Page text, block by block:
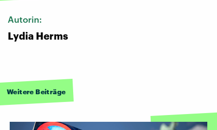
Autorin:
Lydia Herms
Weitere Beiträge